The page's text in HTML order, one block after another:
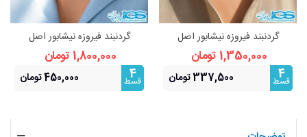
گردنبند فیروزه نیشابور اصل
(بازنجیر استیل)
1,350,000 تومان
4
قسط 337,500 تومان
گردنبند فیروزه نیشابور اصل
(بازنجیر استیل)
1,800,000 تومان
4
قسط 450,000 تومان